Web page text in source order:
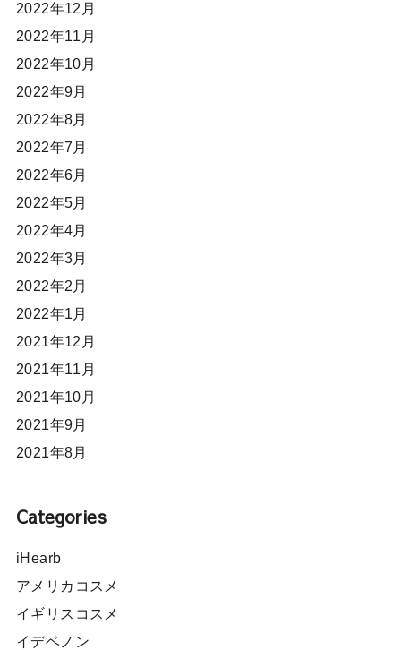
2022年12月
2022年11月
2022年10月
2022年9月
2022年8月
2022年7月
2022年6月
2022年5月
2022年4月
2022年3月
2022年2月
2022年1月
2021年12月
2021年11月
2021年10月
2021年9月
2021年8月
Categories
iHearb
アメリカコスメ
イギリスコスメ
イデベノン